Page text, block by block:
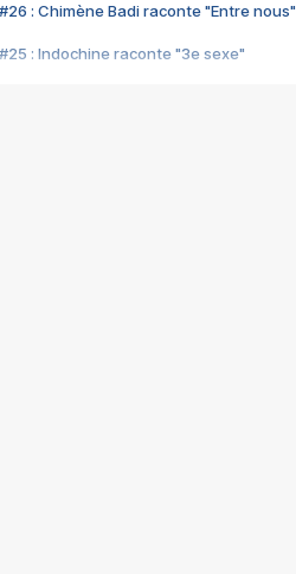
#26 : Chimène Badi raconte "Entre nous"
#25 : Indochine raconte "3e sexe"